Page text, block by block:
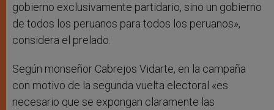
gobierno exclusivamente partidario, sino un gobierno
de todos los peruanos para todos los peruanos»,
considera el prelado.
Según monseñor Cabrejos Vidarte, en la campaña
con motivo de la segunda vuelta electoral «es
necesario que se expongan claramente las